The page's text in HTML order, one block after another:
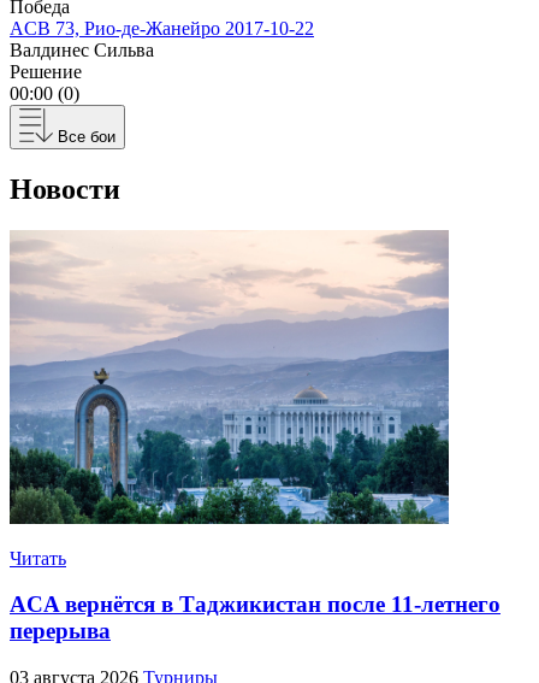
Победа
ACB 73, Рио-де-Жанейро 2017-10-22
Валдинес Сильва
Решение
00:00 (0)
Все бои
Новости
Читать
ACA вернётся в Таджикистан после 11-летнего
перерыва
03 августа 2026 Турниры